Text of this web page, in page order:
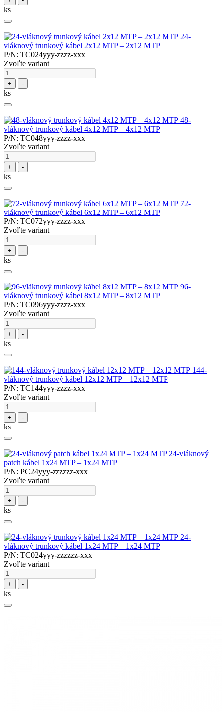
ks
24-
vláknový trunkový kábel 2x12 MTP – 2x12 MTP
P/N: TC024yyy-zzzz-xxx
Zvoľte variant
+ -
ks
48-
vláknový trunkový kábel 4x12 MTP – 4x12 MTP
P/N: TC048yyy-zzzz-xxx
Zvoľte variant
+ -
ks
72-
vláknový trunkový kábel 6x12 MTP – 6x12 MTP
P/N: TC072yyy-zzzz-xxx
Zvoľte variant
+ -
ks
96-
vláknový trunkový kábel 8x12 MTP – 8x12 MTP
P/N: TC096yyy-zzzz-xxx
Zvoľte variant
+ -
ks
144-
vláknový trunkový kábel 12x12 MTP – 12x12 MTP
P/N: TC144yyy-zzzz-xxx
Zvoľte variant
+ -
ks
24-vláknový
patch kábel 1x24 MTP – 1x24 MTP
P/N: PC24yyy-zzzzzz-xxx
Zvoľte variant
+ -
ks
24-
vláknový trunkový kábel 1x24 MTP – 1x24 MTP
P/N: TC024yyy-zzzzzz-xxx
Zvoľte variant
+ -
ks